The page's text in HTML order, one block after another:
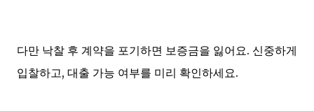
다만 낙찰 후 계약을 포기하면 보증금을 잃어요. 신중하게
입찰하고, 대출 가능 여부를 미리 확인하세요.